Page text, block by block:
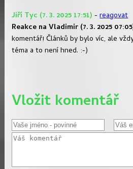
Jiří Tyc (7. 3. 2025 17:51) -reagovat
Reakce na Vladimir (7. 3. 2025
komentář! Článků by bylo víc, ale
téma a to není hned. :-)
Vložit komentář